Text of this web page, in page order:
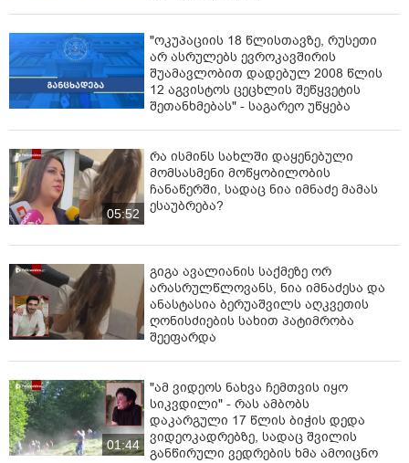
"ოკუპაციის 18 წლისთავზე, რუსეთი
არ ასრულებს ევროკავშირის
შუამავლობით დადებულ 2008 წლის
12 აგვისტოს ცეცხლის შეწყვეტის
შეთანხმებას" - საგარეო უწყება
05:52
რა ისმინს სახლში დაყენებული
მომსასმენი მოწყობილობის
ჩანაწერში, სადაც ნია იმნაძე მამას
ესაუბრება?
გიგა ავალიანის საქმეზე ორ
არასრულწლოვანს, ნია იმნაძესა და
ანასტასია ბერუაშვილს აღკვეთის
ღონისძიების სახით პატიმრობა
შეეფარდა
01:44
"ამ ვიდეოს ნახვა ჩემთვის იყო
სიკვდილი" - რას ამბობს
დაკარგული 17 წლის ბიჭის დედა
ვიდეოკადრებზე, სადაც შვილის
განწირული ვედრების ხმა ამოიცნო